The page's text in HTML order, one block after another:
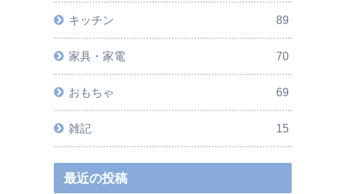
キッチン 89
家具・家電 70
おもちゃ 69
雑記 15
最近の投稿